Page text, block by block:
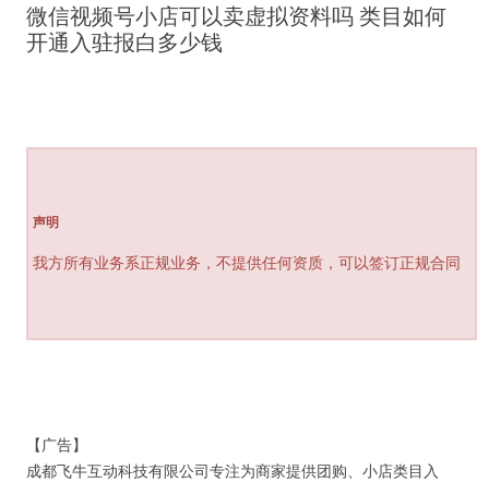
微信视频号小店可以卖虚拟资料吗 类目如何
开通入驻报白多少钱
声明
我方所有业务系正规业务，不提供任何资质，可以签订正规合同
【广告】
成都飞牛互动科技有限公司专注为商家提供团购、小店类目入